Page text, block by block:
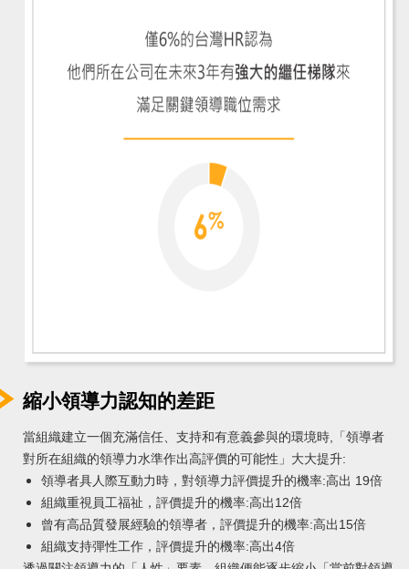
縮小領導力認知的差距
當組織建立一個充滿信任、支持和有意義參與的環境時,「領導者
對所在組織的領導力水準作出高評價的可能性」大大提升:
領導者具人際互動力時，對領導力評價提升的機率:高出 19倍
組織重視員工福祉，評價提升的機率:高出12倍
曾有高品質發展經驗的領導者，評價提升的機率:高出15倍
組織支持彈性工作，評價提升的機率:高出4倍